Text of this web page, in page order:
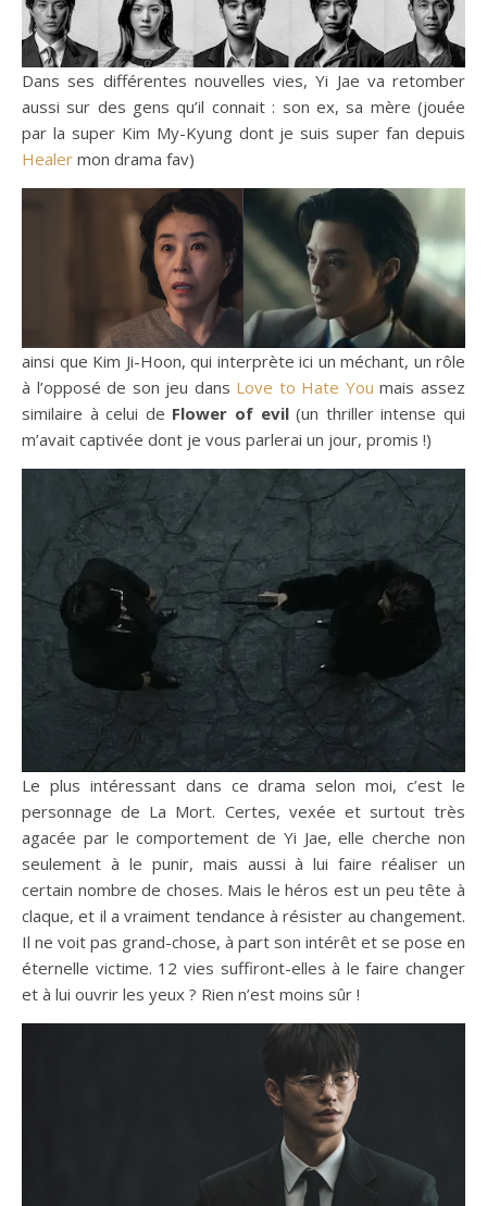
Dans ses différentes nouvelles vies, Yi Jae va retomber
aussi sur des gens qu’il connait : son ex, sa mère (jouée
par la super Kim My-Kyung dont je suis super fan depuis
Healer mon drama fav)
ainsi que Kim Ji-Hoon, qui interprète ici un méchant, un rôle
à l’opposé de son jeu dans Love to Hate You mais assez
similaire à celui de Flower of evil(un thriller intense qui
m’avait captivée dont je vous parlerai un jour, promis !)
Le plus intéressant dans ce drama selon moi, c’est le
personnage de La Mort. Certes, vexée et surtout très
agacée par le comportement de Yi Jae, elle cherche non
seulement à le punir, mais aussi à lui faire réaliser un
certain nombre de choses. Mais le héros est un peu tête à
claque, et il a vraiment tendance à résister au changement.
Il ne voit pas grand-chose, à part son intérêt et se pose en
éternelle victime. 12 vies suffiront-elles à le faire changer
et à lui ouvrir les yeux ? Rien n’est moins sûr !